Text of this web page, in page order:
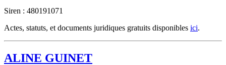
Siren : 480191071
Actes, statuts, et documents juridiques gratuits disponibles ici.
ALINE GUINET